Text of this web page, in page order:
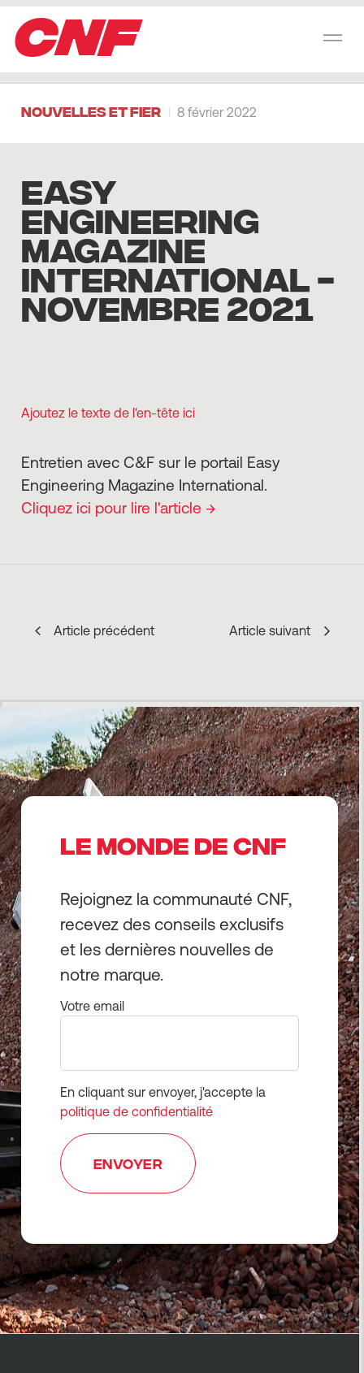
CNF
Nouvelles et Fier 8 février 2022
EASY
ENGINEERING
MAGAZINE
INTERNATIONAL -
Novembre 2021
Ajoutez le texte de l'en-tête ici
Entretien avec C&F sur le portail Easy
Engineering Magazine International.
Cliquez ici pour lire l'article →
Article précédent Article suivant
LE MONDE DE CNF
Rejoignez la communauté CNF,
recevez des conseils exclusifs
et les dernières nouvelles de
notre marque.
Votre email
En cliquant sur envoyer, j'accepte la
politique de confidentialité